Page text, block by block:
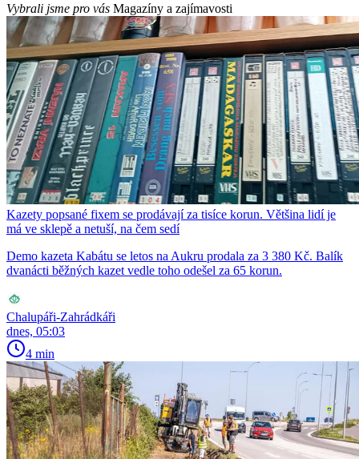
Vybrali jsme pro vás Magazíny a zajímavosti
Kazety popsané fixem se prodávají za tisíce korun. Většina lidí je
má ve sklepě a netuší, na čem sedí
Demo kazeta Kabátu se letos na Aukru prodala za 3 380 Kč. Balík
dvanácti běžných kazet vedle toho odešel za 65 korun.
Chalupáři-Zahrádkáři
dnes, 05:03
4 min